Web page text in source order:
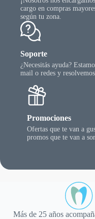
cargo en compras
según tu zona.
Soporte
¿Necesitás ayuda?
mail o redes y
Promociones
Ofertas que te van a
promos que te van a
Más de 25 años